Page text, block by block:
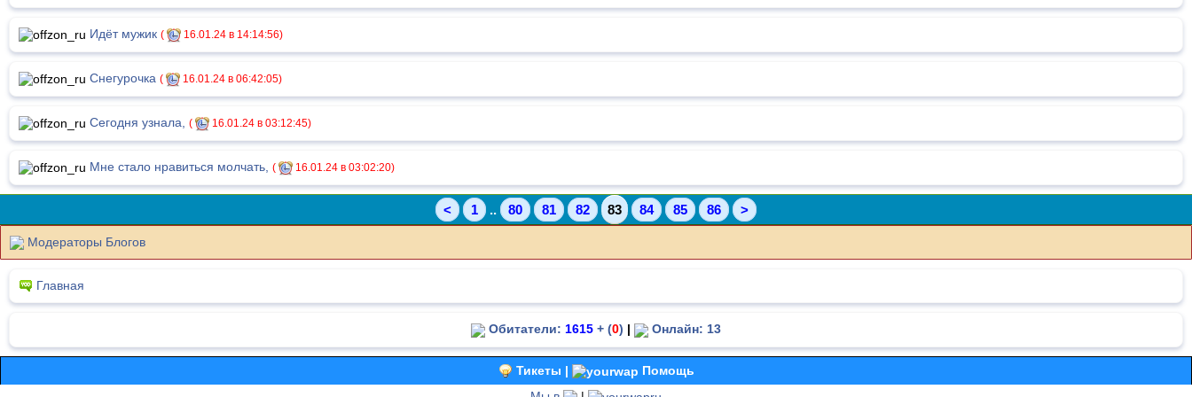
Идёт мужик ( 16.01.24 в 14:14:56)
Снегурочка ( 16.01.24 в 06:42:05)
Сегодня узнала, ( 16.01.24 в 03:12:45)
Мне стало нравиться молчать, ( 16.01.24 в 03:02:20)
< 1 .. 80 81 82 83 84 85 86 >
Модераторы Блогов
Главная
Обитатели: 1615 + (0) | Онлайн: 13
Тикеты |
Помощь